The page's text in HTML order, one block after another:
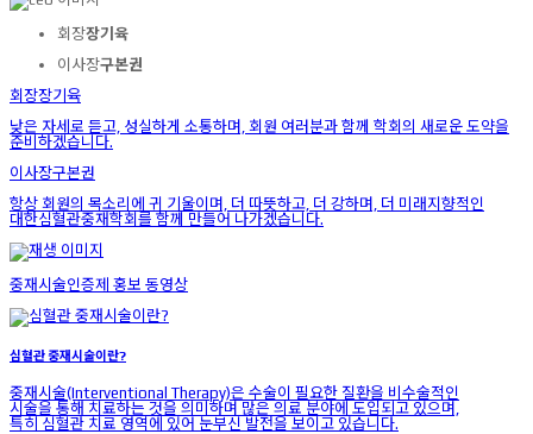
회장장기육
이사장구본권
회장장기육
낮은 자세로 듣고, 성실하게 소통하며, 회원 여러분과 함께 학회의 새로운 도약을
준비하겠습니다.
이사장구본권
항상 회원의 목소리에 귀 기울이며, 더 따뜻하고, 더 강하며, 더 미래지향적인
대한심혈관중재학회를 함께 만들어 나가겠습니다.
중재시술인증제 홍보 동영상
심혈관 중재시술이란?
중재시술(Interventional Therapy)은 수술이 필요한 질환을 비수술적인
시술을 통해 치료하는 것을 의미하며 많은 의료 분야에 도입되고 있으며,
특히 심혈관 치료 영역에 있어 눈부신 발전을 보이고 있습니다.